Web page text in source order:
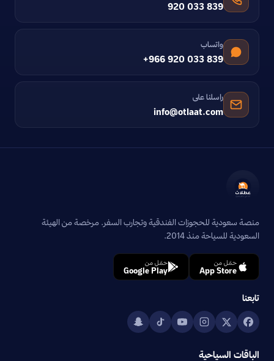
920 033 839
واتساب
+966 920 033 839
راسلنا على
info@otlaat.com
منصة سعودية للحجوزات الفندقية وتجارب السفر. مرخصة من الهيئة
السعودية للسياحة منذ 2014.
حمّل من
App Store
حمّل من
Google Play
تابعنا
الباقات السياحية